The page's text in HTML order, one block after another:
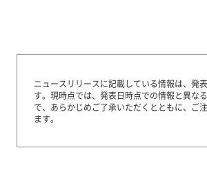
ニュースリリースに記載している情報は、発
す。 現時点では、発表日時点での情報と異な
で、あらかじめご了承いただくとともに、ご
ます。